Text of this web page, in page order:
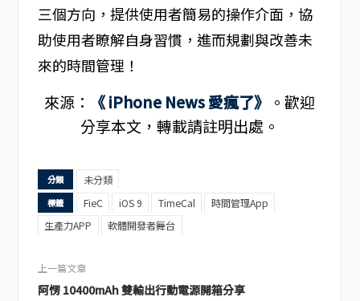
三個方向，提供使用者簡易的操作介面，協
助使用者瞭解自身習慣，進而規劃與改善未
來的時間管理！
來源： 《 iPhone News 愛瘋了》 。歡迎
分享本文，轉載請註明出處。
分類 未分類
標籤 FieC iOS 9 TimeCal
時間管理App
生產力APP
軟體開發者舞台
上一篇文章
阿愣 10400mAh 雙輸出行動電源開箱分享